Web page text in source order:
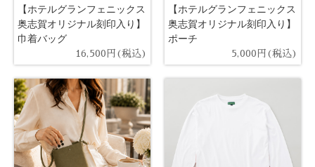
【ホテルグランフェニックス
奥志賀オリジナル刻印入り】
巾着バッグ
16,500円(税込)
【ホテルグランフェニックス
奥志賀オリジナル刻印入り】
ポーチ
5,000円(税込)